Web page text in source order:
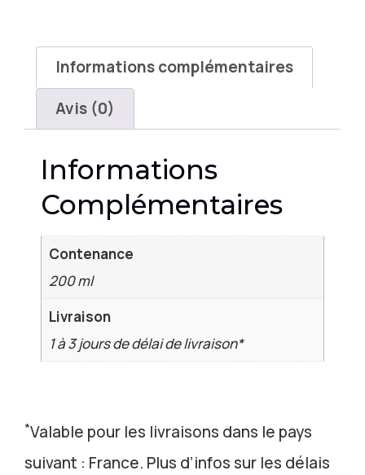
Informations complémentaires
Avis (0)
Informations
Complémentaires
Contenance
200 ml
Livraison
1 à 3 jours de délai de livraison*
*Valable pour les livraisons dans le pays
suivant : France. Plus d’infos sur les délais